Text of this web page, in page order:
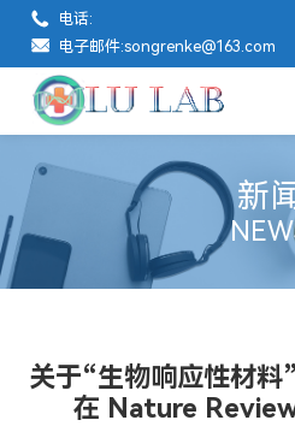
电话:
电子邮件:songrenke@163.com
新
关于“生物响应性材料
在 Nature